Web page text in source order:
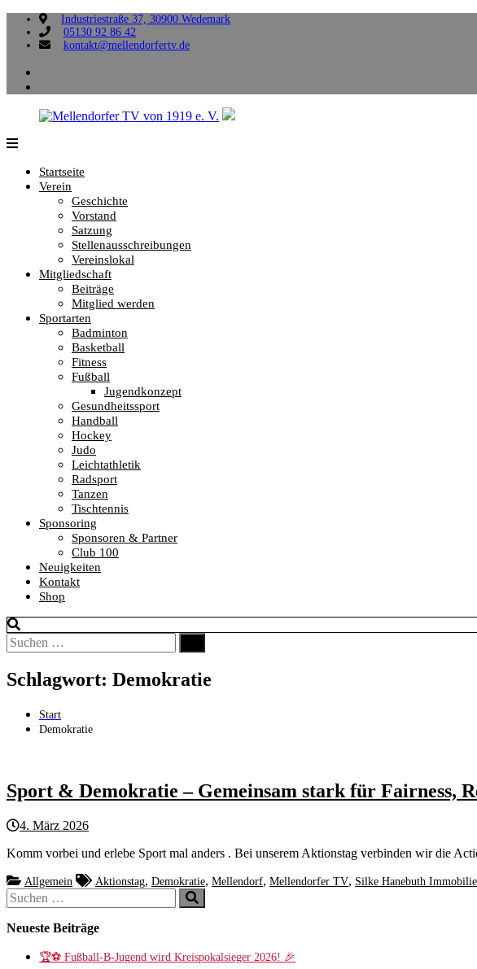
Zum
Inhalt
springen
Industriestraße 37, 30900 Wedemark
05130 92 86 42
kontakt@mellendorfertv.de
Vielfalt,Startseite
Verein
Geschichte
Vorstand
Satzung
Stellenausschreibungen
Vereinslokal
Mitgliedschaft
Beiträge
Mitglied werden
Sportarten
Badminton
Basketball
Fitness
Fußball
Jugendkonzept
Gesundheitssport
Handball
Hockey
Judo
Leichtathletik
Radsport
Tanzen
Tischtennis
Sponsoring
Sponsoren & Partner
Club 100
Neuigkeiten
Kontakt
Shop
Suchen
nach:
Schlagwort: Demokratie
Start
Demokratie
Sport & Demokratie – Gemeinsam stark für Fairness,
4. März 2026
Komm vorbei und erlebe Sport mal anders . Bei unserem Aktionstag verbinden wir die
Allgemein Aktionstag, Demokratie, Mellendorf, Mellendorfer TV, Silke Hanebuth
Suchen
nach:
Suchen
Neueste Beiträge
🏆⚽ Fußball-B-Jugend wird Kreispokalsieger 2026! 🎉